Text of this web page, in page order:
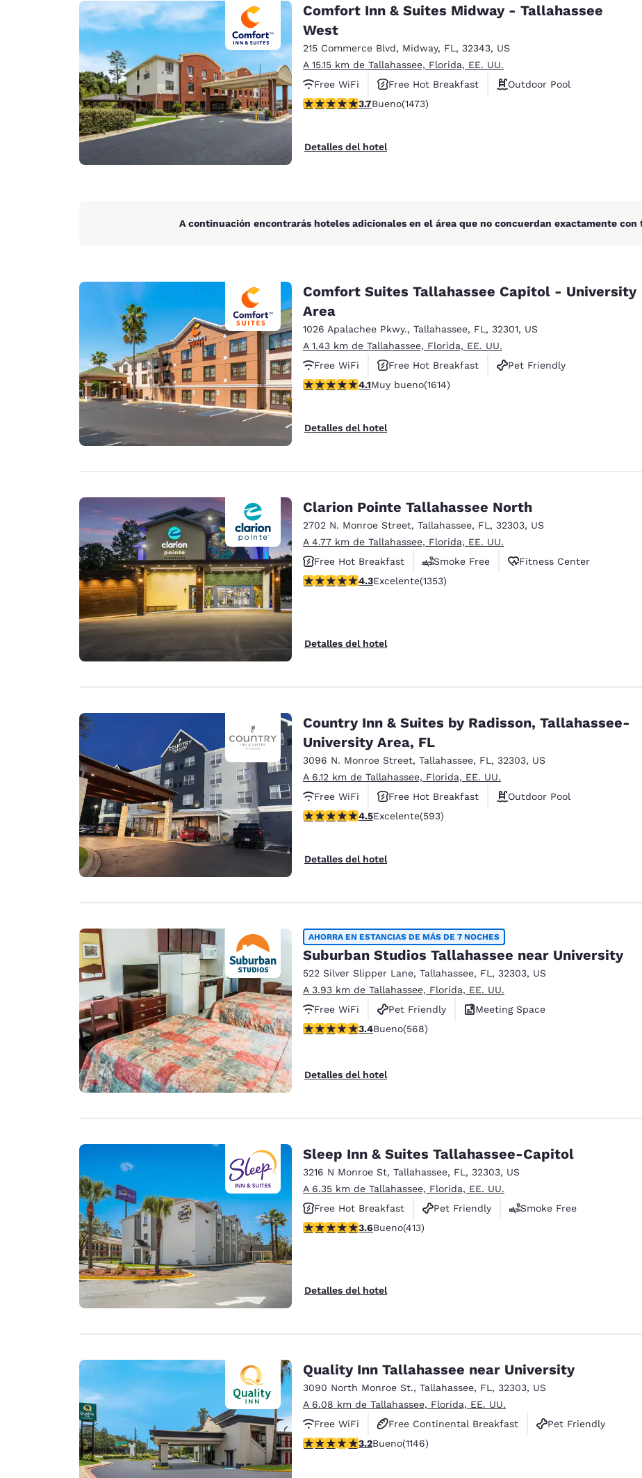
Español English
Europa
Deutschland
Deutsch
Germany
English
Spain
English
France
Comfort Inn & Suites Midway - Tallahassee
West
215 Commerce Blvd, Midway, FL , 32343, US
A 15.15 km de Tallahassee, Florida, EE. UU.
Free WiFi
Free Hot Breakfast
Outdoor Pool
Calificación de 3.68 estrellas. Bueno. 1473 reseñas
3.7Bueno(1473)
Detalles del hotel
A continuación encontrarás hoteles adicionales en el área que no concuerdan exactamente
Comfort Suites Tallahassee Capitol - University
Area
1026 Apalachee Pkwy., Tallahassee, FL , 32301, US
A 1.43 km de Tallahassee, Florida, EE. UU.
Free WiFi
Free Hot Breakfast
Pet Friendly
Calificación de 4.08 estrellas. Muy bueno. 1614 reseñas
4.1Muy bueno(1614)
Detalles del hotel
Clarion Pointe Tallahassee North
2702 N. Monroe Street, Tallahassee, FL , 32303, US
A 4.77 km de Tallahassee, Florida, EE. UU.
Free Hot Breakfast
Smoke Free
Fitness Center
Calificación de 4.25 estrellas. Excelente. 1353 reseñas
4.3Excelente(1353)
Detalles del hotel
Country Inn & Suites by Radisson, Tallahassee-
University Area, FL
3096 N. Monroe Street, Tallahassee, FL , 32303, US
A 6.12 km de Tallahassee, Florida, EE. UU.
Free WiFi
Free Hot Breakfast
Outdoor Pool
Calificación de 4.45 estrellas. Excelente. 593 reseñas
4.5Excelente(593)
Detalles del hotel
AHORRA EN ESTANCIAS DE MÁS DE 7 NOCHES
Suburban Studios Tallahassee near University
522 Silver Slipper Lane, Tallahassee, FL , 32303, US
A 3.93 km de Tallahassee, Florida, EE. UU.
Free WiFi
Pet Friendly
Meeting Space
Calificación de 3.37 estrellas. Bueno. 568 reseñas
3.4Bueno(568)
Detalles del hotel
Sleep Inn & Suites Tallahassee-Capitol
3216 N Monroe St, Tallahassee, FL , 32303, US
A 6.35 km de Tallahassee, Florida, EE. UU.
Free Hot Breakfast
Pet Friendly
Smoke Free
Calificación de 3.56 estrellas. Bueno. 413 reseñas
3.6Bueno(413)
Detalles del hotel
Quality Inn Tallahassee near University
3090 North Monroe St., Tallahassee, FL , 32303, US
A 6.08 km de Tallahassee, Florida, EE. UU.
Free WiFi
Free Continental Breakfast
Pet Friendly
Calificación de 3.17 estrellas. Bueno. 1146 reseñas
3.2Bueno(1146)